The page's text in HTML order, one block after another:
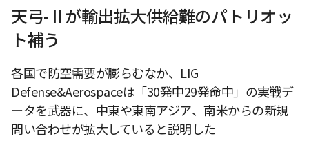
天弓-Ⅱが輸出拡大供給難のパトリオッ
ト補う
各国で防空需要が膨らむなか、LIG
Defense&Aerospaceは「30発中29発命中」の実戦デ
ータを武器に、中東や東南アジア、南米からの新規
問い合わせが拡大していると説明した